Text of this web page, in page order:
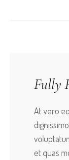
Fully
At vero
et quas